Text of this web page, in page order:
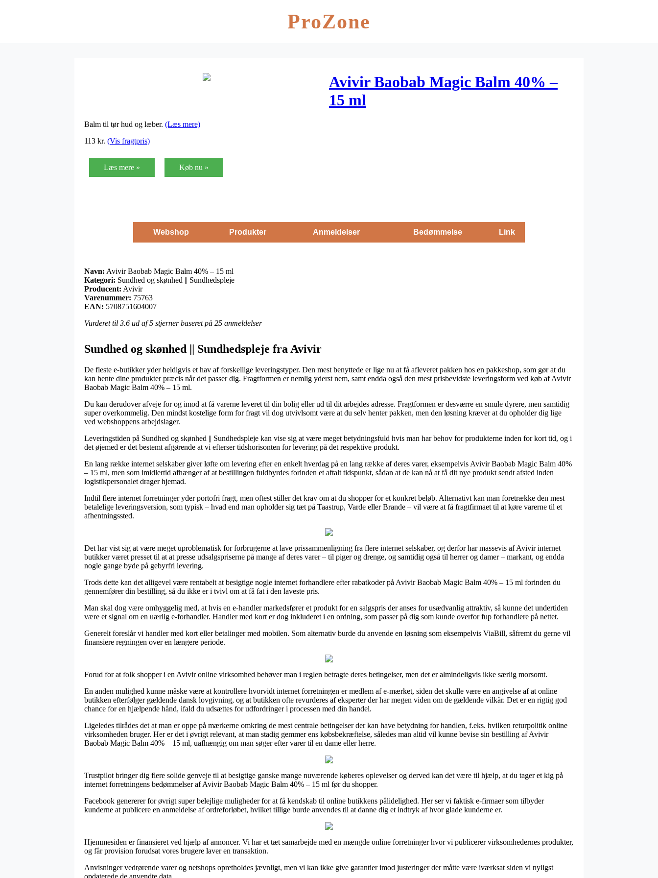
ProZone
Avivir Baobab Magic Balm 40% –
15 ml
Balm til tør hud og læber. (Læs mere)
113 kr. (Vis fragtpris)
Læs mere » Køb nu »
Webshop Produkter Anmeldelser Bedømmelse Link
Navn: Avivir Baobab Magic Balm 40% – 15 ml
Kategori: Sundhed og skønhed || Sundhedspleje
Producent: Avivir
Varenummer: 75763
EAN: 5708751604007
Vurderet til 3.6 ud af 5 stjerner baseret på 25 anmeldelser
Sundhed og skønhed || Sundhedspleje fra Avivir
De fleste e-butikker yder heldigvis et hav af forskellige leveringstyper. Den mest benyttede er lige nu at få afleveret pakken hos en pakkeshop, som gør at du
kan hente dine produkter præcis når det passer dig. Fragtformen er nemlig yderst nem, samt endda også den mest prisbevidste leveringsform ved køb af Avivir
Baobab Magic Balm 40% – 15 ml.
Du kan derudover afveje for og imod at få varerne leveret til din bolig eller ud til dit arbejdes adresse. Fragtformen er desværre en smule dyrere, men samtidig
super overkommelig. Den mindst kostelige form for fragt vil dog utvivlsomt være at du selv henter pakken, men den løsning kræver at du opholder dig lige
ved webshoppens arbejdslager.
Leveringstiden på Sundhed og skønhed || Sundhedspleje kan vise sig at være meget betydningsfuld hvis man har behov for produkterne inden for kort tid, og i
det øjemed er det bestemt afgørende at vi efterser tidshorisonten for levering på det respektive produkt.
En lang række internet selskaber giver løfte om levering efter en enkelt hverdag på en lang række af deres varer, eksempelvis Avivir Baobab Magic Balm 40%
– 15 ml, men som imidlertid afhænger af at bestillingen fuldbyrdes forinden et aftalt tidspunkt, sådan at de kan nå at få dit nye produkt sendt afsted inden
logistikpersonalet drager hjemad.
Indtil flere internet forretninger yder portofri fragt, men oftest stiller det krav om at du shopper for et konkret beløb. Alternativt kan man foretrække den mest
betalelige leveringsversion, som typisk – hvad end man opholder sig tæt på Taastrup, Varde eller Brande – vil være at få fragtfirmaet til at køre varerne til et
afhentningssted.
Det har vist sig at være meget uproblematisk for forbrugerne at lave prissammenligning fra flere internet selskaber, og derfor har massevis af Avivir internet
butikker været presset til at at presse udsalgspriserne på mange af deres varer – til piger og drenge, og samtidig også til herrer og damer – markant, og endda
nogle gange byde på gebyrfri levering.
Trods dette kan det alligevel være rentabelt at besigtige nogle internet forhandlere efter rabatkoder på Avivir Baobab Magic Balm 40% – 15 ml forinden du
gennemfører din bestilling, så du ikke er i tvivl om at få fat i den laveste pris.
Man skal dog være omhyggelig med, at hvis en e-handler markedsfører et produkt for en salgspris der anses for usædvanlig attraktiv, så kunne det undertiden
være et signal om en uærlig e-forhandler. Handler med kort er dog inkluderet i en ordning, som passer på dig som kunde overfor fup forhandlere på nettet.
Generelt foreslår vi handler med kort eller betalinger med mobilen. Som alternativ burde du anvende en løsning som eksempelvis ViaBill, såfremt du gerne vil
finansiere regningen over en længere periode.
Forud for at folk shopper i en Avivir online virksomhed behøver man i reglen betragte deres betingelser, men det er almindeligvis ikke særlig morsomt.
En anden mulighed kunne måske være at kontrollere hvorvidt internet forretningen er medlem af e-mærket, siden det skulle være en angivelse af at online
butikken efterfølger gældende dansk lovgivning, og at butikken ofte revurderes af eksperter der har megen viden om de gældende vilkår. Det er en rigtig god
chance for en hjælpende hånd, ifald du udsættes for udfordringer i processen med din handel.
Ligeledes tilrådes det at man er oppe på mærkerne omkring de mest centrale betingelser der kan have betydning for handlen, f.eks. hvilken returpolitik online
virksomheden bruger. Her er det i øvrigt relevant, at man stadig gemmer ens købsbekræftelse, således man altid vil kunne bevise sin bestilling af Avivir
Baobab Magic Balm 40% – 15 ml, uafhængig om man søger efter varer til en dame eller herre.
Trustpilot bringer dig flere solide genveje til at besigtige ganske mange nuværende køberes oplevelser og derved kan det være til hjælp, at du tager et kig på
internet forretningens bedømmelser af Avivir Baobab Magic Balm 40% – 15 ml før du shopper.
Facebook genererer for øvrigt super belejlige muligheder for at få kendskab til online butikkens pålidelighed. Her ser vi faktisk e-firmaer som tilbyder
kunderne at publicere en anmeldelse af ordreforløbet, hvilket tillige burde anvendes til at danne dig et indtryk af hvor glade kunderne er.
Hjemmesiden er finansieret ved hjælp af annoncer. Vi har et tæt samarbejde med en mængde online forretninger hvor vi publicerer virksomhedernes produkter,
og får provision forudsat vores brugere laver en transaktion.
Anvisninger vedrørende varer og netshops opretholdes jævnligt, men vi kan ikke give garantier imod justeringer der måtte være iværksat siden vi nyligst
opdaterede de anvendte data.